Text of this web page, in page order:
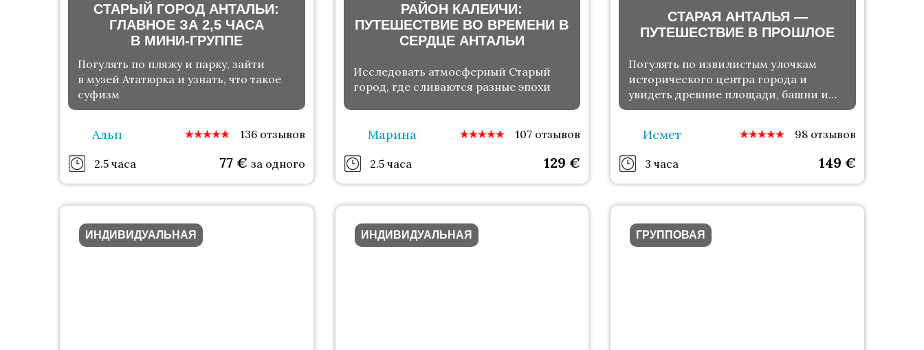
СТАРЫЙ ГОРОД АНТАЛЬИ:
ГЛАВНОЕ ЗА 2,5 ЧАСА
В МИНИ-ГРУППЕ
Погулять по пляжу и парку, зайти
в музей Ататюрка и узнать, что такое
суфизм
Альп 136 отзывов
2.5 часа 77 € за одного
РАЙОН КАЛЕИЧИ:
ПУТЕШЕСТВИЕ ВО ВРЕМЕНИ В
СЕРДЦЕ АНТАЛЬИ
Исследовать атмосферный Старый
город, где сливаются разные эпохи
Марина 107 отзывов
2.5 часа 129€
СТАРАЯ АНТАЛЬЯ —
ПУТЕШЕСТВИЕ В ПРОШЛОЕ
Погулять по извилистым улочкам
исторического центра города и
увидеть древние площади, башни и
мечети
Исмет 98 отзывов
3 часа 149 €
ИНДИВИДУАЛЬНАЯ ИНДИВИДУАЛЬНАЯ ГРУППОВАЯ